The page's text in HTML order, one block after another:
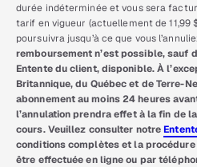
durée indéterminée et vous sera
tarif en vigueur (actuellement de 11,99
poursuivra jusqu’à ce que vous
remboursement n’est possible, sauf
Entente du client, disponible. À
Britannique, du Québec et de Terre-
abonnement au moins 24 heures
l’annulation prendra effet à la fin de
cours. Veuillez consulter notre
conditions complètes et la procédure
être effectuée en ligne ou par